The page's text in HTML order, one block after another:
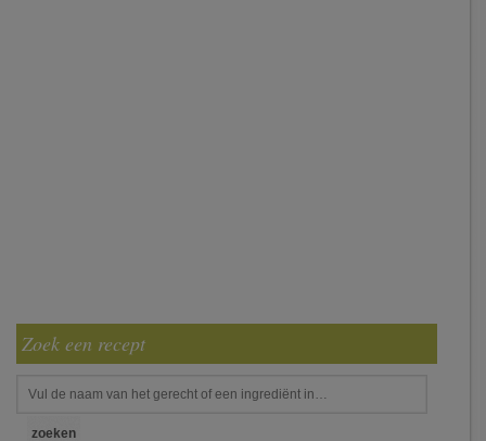
Zoek een recept